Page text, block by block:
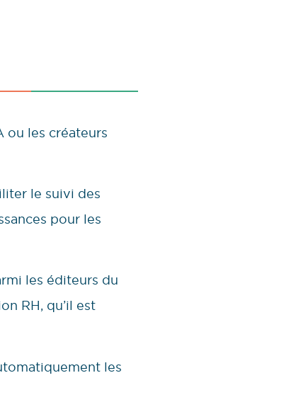
ou les créateurs
le suivi des
pour les
les éditeurs du
RH, qu’il est
les